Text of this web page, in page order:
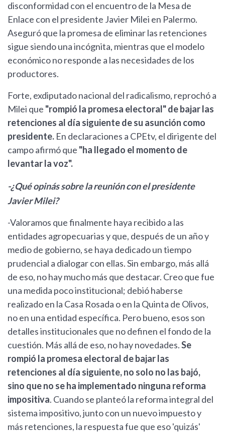
disconformidad con el encuentro de la Mesa de
Enlace con el presidente Javier Milei en Palermo.
Aseguró que la promesa de eliminar las retenciones
sigue siendo una incógnita, mientras que el modelo
económico no responde a las necesidades de los
productores.
Forte, exdiputado nacional del radicalismo, reprochó a
Milei que "rompió la promesa electoral" de bajar las
retenciones al día siguiente de su asunción como
presidente. En declaraciones a CPEtv, el dirigente del
campo afirmó que "ha llegado el momento de
levantar la voz".
-¿Qué opinás sobre la reunión con el presidente
Javier Milei?
-Valoramos que finalmente haya recibido a las
entidades agropecuarias y que, después de un año y
medio de gobierno, se haya dedicado un tiempo
prudencial a dialogar con ellas. Sin embargo, más allá
de eso, no hay mucho más que destacar. Creo que fue
una medida poco institucional; debió haberse
realizado en la Casa Rosada o en la Quinta de Olivos,
no en una entidad específica. Pero bueno, esos son
detalles institucionales que no definen el fondo de la
cuestión. Más allá de eso, no hay novedades.Se
rompió la promesa electoral de bajar las
retenciones al día siguiente, no solo no las bajó,
sino que no se ha implementado ninguna reforma
impositiva. Cuando se planteó la reforma integral del
sistema impositivo, junto con un nuevo impuesto y
más retenciones, la respuesta fue que eso 'quizás'